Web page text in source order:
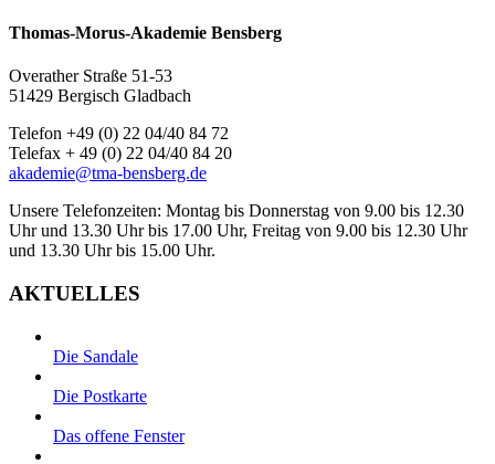
Thomas-Morus-Akademie Bensberg
Overather Straße 51-53
51429 Bergisch Gladbach
Telefon +49 (0) 22 04/40 84 72
Telefax + 49 (0) 22 04/40 84 20
akademie@tma-bensberg.de
Unsere Telefonzeiten: Montag bis Donnerstag von 9.00 bis 12.30
Uhr und 13.30 Uhr bis 17.00 Uhr, Freitag von 9.00 bis 12.30 Uhr
und 13.30 Uhr bis 15.00 Uhr.
AKTUELLES
Die Sandale
Die Postkarte
Das offene Fenster